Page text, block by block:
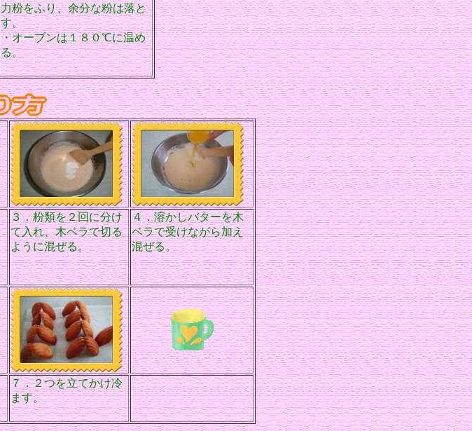
力粉をふり、余分な粉は落と
す。
・オーブンは１８０℃に温め
る。
３．粉類を２回に分け
て入れ、木ベラで切る
ように混ぜる。
４．溶かしバターを木
ベラで受けながら加え
混ぜる。
７．２つを立てかけ冷
ます。